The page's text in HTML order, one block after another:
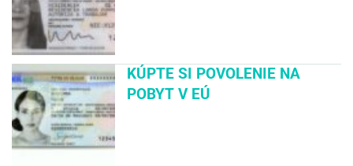
KÚPTE SI POVOLENIE NA
POBYT V EÚ